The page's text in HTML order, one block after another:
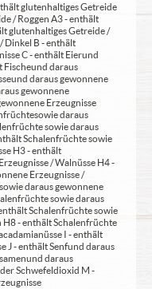
glutenhaltiges Getreide
/ Roggen A3 - enthält
glutenhaltiges Getreide /
Dinkel B - enthält
C - enthält Eier und
Fische und daraus
und daraus gewonnene
gewonnene
Erzeugnisse
sowie daraus
sowie daraus
Schalenfrüchte sowie
H3 - enthält
/ Walnüsse H4 -
Erzeugnisse /
daraus gewonnene
sowie daraus
Schalenfrüchte sowie
H8 - enthält Schalenfrüchte
I - enthält
J - enthält Senf und daraus
und daraus
Schwefeldioxid M -